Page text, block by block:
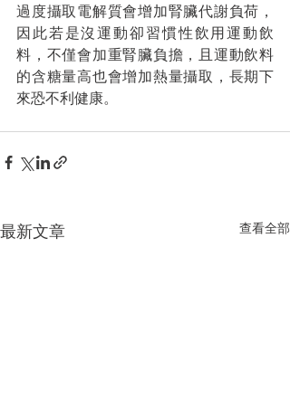
過度攝取電解質會增加腎臟代謝負荷，
因此若是沒運動卻習慣性飲用運動飲
料，不僅會加重腎臟負擔，且運動飲料
的含糖量高也會增加熱量攝取，長期下
來恐不利健康。
最新文章 查看全部